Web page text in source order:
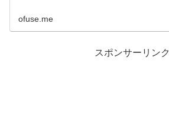
ofuse.me
スポンサーリンク